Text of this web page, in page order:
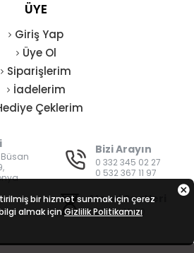
ÜYE
Giriş Yap
Üye Ol
Siparişlerim
İadelerim
Çeklerim
Bizi Arayın
0 332 345 02 27
0 532 367 11 97
Mesai Saatleri
08:00 - 19:00
bir hizmet sunmak için çerez
almak için Gizlilik Politikamızı